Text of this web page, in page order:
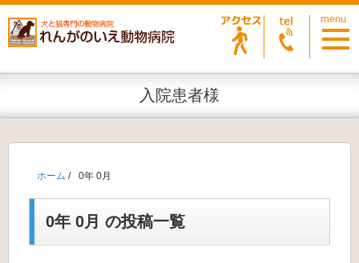
入院患者様
ホーム / 0年 0月
0年 0月 の投稿一覧